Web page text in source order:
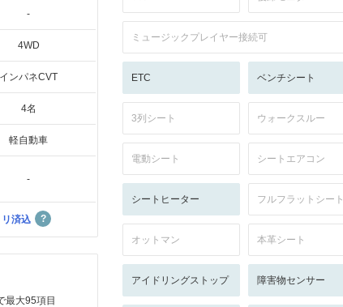
-
4WD
インパネCVT
4名
軽自動車
-
リ済込
最大95項目
ミュージックプレイヤー接続可
ETC ベンチシート
3列シート ウォークスルー
電動シート シートエアコン
シートヒーター フルフラットシート
オットマン 本革シート
アイドリングストップ 障害物センサー